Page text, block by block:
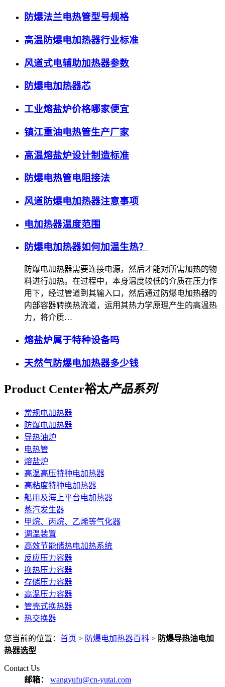
防爆法兰电热管型号规格
高温防爆电加热器行业标准
风道式电辅助加热器参数
防爆电加热器芯
工业熔盐炉价格哪家便宜
镇江重油电热管生产厂家
高温熔盐炉设计制造标准
防爆电热管电阻接法
风道防爆电加热器注意事项
电加热器温度范围
防爆电加热器如何加温生热？
防爆电加热器需要连接电源，然后才能对所需加热的物
料进行加热。在过程中，本身温度较低的介质在压力作
用下，经过管道到其输入口，然后通过防爆电加热器的
内部容器转换热流道，运用其热力学原理产生的高温热
力，将介质…
熔盐炉属于特种设备吗
天然气防爆电加热器多少钱
Product Center裕太产品系列
常规电加热器
防爆电加热器
导热油炉
电热管
熔盐炉
高温高压特种电加热器
高粘度特种电加热器
船用及海上平台电加热器
蒸汽发生器
甲烷、丙烷、乙烯等气化器
调温装置
高效节能储热电加热系统
反应压力容器
换热压力容器
存储压力容器
高温压力容器
管壳式换热器
热交换器
您当前的位置： 首页 > 防爆电加热器百科 > 防爆导热油电加
热器选型
Contact Us
邮箱：
wangyufu@cn-yutai.com